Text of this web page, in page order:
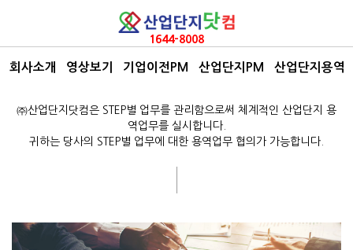
1644-8008
회사소개 영상보기 기업이전PM 산업단지PM 산업단지용역
산업단지 용역업무
㈜산업단지닷컴은 STEP별 업무를 관리함으로써 체계적인 산업단지 용
역업무를 실시합니다.
귀하는 당사의 STEP별 업무에 대한 용역업무 협의가 가능합니다.